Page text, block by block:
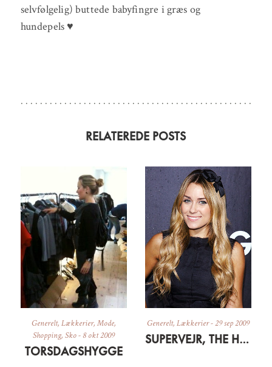
selvfølgelig) buttede babyfingre i græs og
hundepels ♥
RELATEREDE POSTS
Generelt, Lækkerier, Mode,
Shopping, Sko-8 okt 2009
TORSDAGSHYGGE
Generelt,Lækkerier-29 sep 2009
SUPERVEJR, THE HILLS OG SEN FROKOST